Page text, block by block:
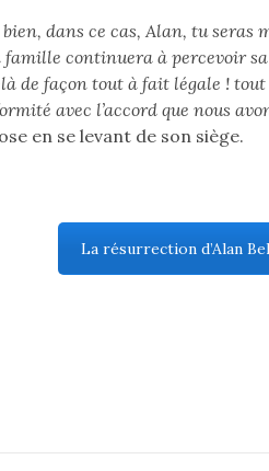
dans ce cas, Alan, tu seras
famille continuera à percevoir
de façon tout à fait légale !
avec l’accord que nous
en se levant de son siège.
La résurrection d’Alan